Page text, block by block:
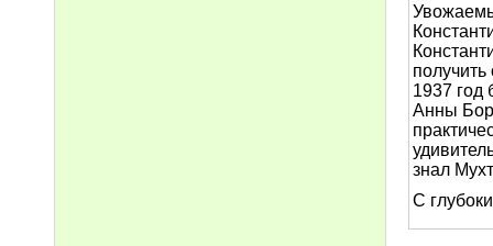
1937 год
Анны
знал
С